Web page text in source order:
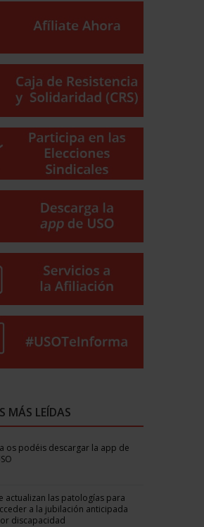
MÁS LEÍDAS
os podéis descargar la app de
actualizan las patologías para
a la jubilación anticipada
discapacidad